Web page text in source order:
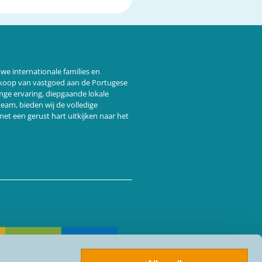
internationale families en
van vastgoed aan de Portugese
ervaring, diepgaande lokale
bieden wij de volledige
een gerust hart uitkijken naar het